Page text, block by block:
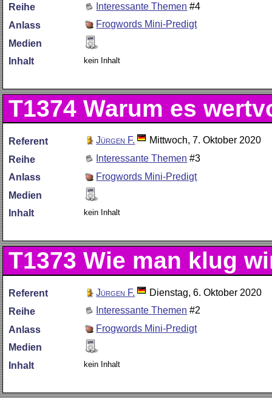
Reihe
Interessante Themen #4
Anlass
Frogwords Mini-Predigt
Medien
Inhalt
kein Inhalt
T1374 Warum es
Referent Jürgen F.
Mittwoch, 7. Oktober 2020
Reihe
Interessante Themen #3
Anlass
Frogwords Mini-Predigt
Medien
Inhalt
kein Inhalt
T1373 Wie man klug
Referent Jürgen F.
Dienstag, 6. Oktober 2020
Reihe
Interessante Themen #2
Anlass
Frogwords Mini-Predigt
Medien
Inhalt
kein Inhalt